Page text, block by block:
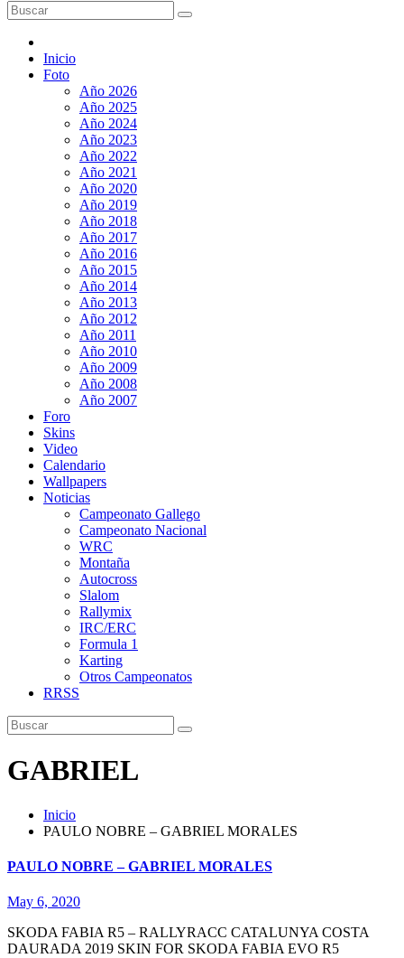
Inicio
Foto
Año 2026
Año 2025
Año 2024
Año 2023
Año 2022
Año 2021
Año 2020
Año 2019
Año 2018
Año 2017
Año 2016
Año 2015
Año 2014
Año 2013
Año 2012
Año 2011
Año 2010
Año 2009
Año 2008
Año 2007
Foro
Skins
Video
Calendario
Wallpapers
Noticias
Campeonato Gallego
Campeonato Nacional
WRC
Montaña
Autocross
Slalom
Rallymix
IRC/ERC
Formula 1
Karting
Otros Campeonatos
RRSS
GABRIEL
Inicio
PAULO NOBRE – GABRIEL MORALES
PAULO NOBRE – GABRIEL MORALES
May 6, 2020
SKODA FABIA R5 – RALLYRACC CATALUNYA COSTA
DAURADA 2019 SKIN FOR SKODA FABIA EVO R5